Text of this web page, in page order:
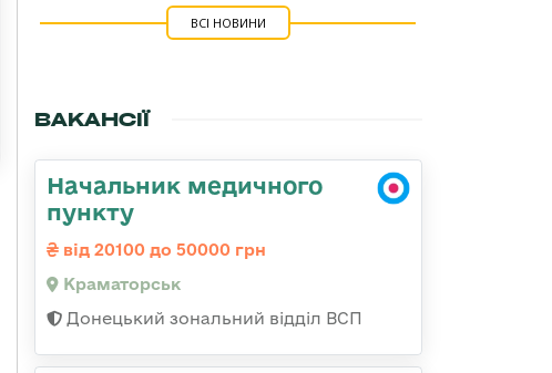
ВСІ НОВИНИ
ВАКАНСІЇ
Начальник медичного
пункту
від 20100 до 50000 грн
Краматорськ
Донецький зональний відділ ВСП